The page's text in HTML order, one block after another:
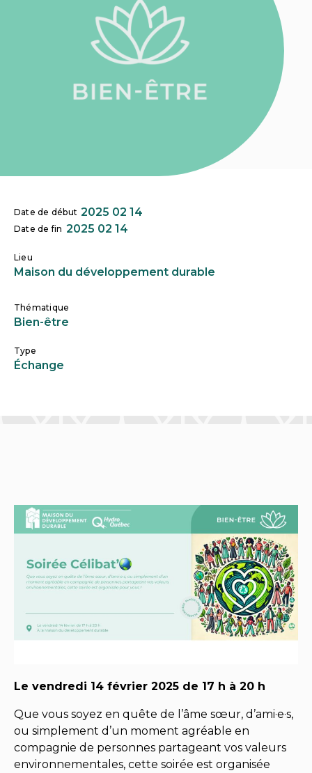
Date de début 2025 02 14
Date de fin 2025 02 14
Lieu
Maison du développement durable
Thématique
Bien-être
Type
Échange
Le vendredi 14 février 2025 de 17 h à 20 h
Que vous soyez en quête de l’âme sœur, d’ami·e·s,
ou simplement d’un moment agréable en
compagnie de personnes partageant vos valeurs
environnementales, cette soirée est organisée